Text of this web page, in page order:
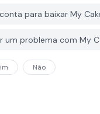
para baixar My
problema com My
Não